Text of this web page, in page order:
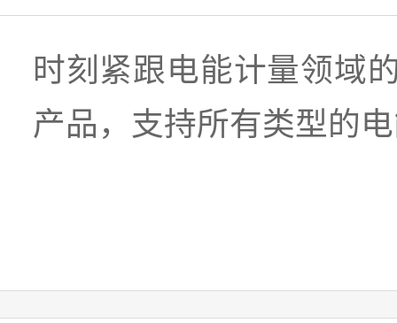
时刻紧跟电能计量领域
产品，支持所有类型的